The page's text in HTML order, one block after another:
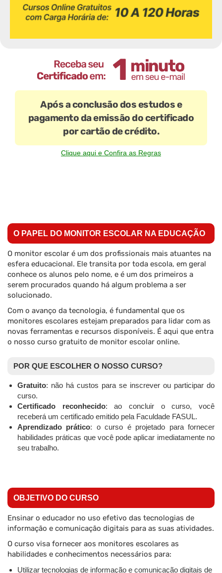
Após a conclusão dos estudos e
pagamento da emissão do certificado
por cartão de crédito.
Clique aqui e Confira as Regras
O PAPEL DO MONITOR ESCOLAR NA EDUCAÇÃO
O monitor escolar é um dos profissionais mais atuantes na
esfera educacional. Ele transita por toda escola, em geral
conhece os alunos pelo nome, e é um dos primeiros a
serem procurados quando há algum problema a ser
solucionado.
Com o avanço da tecnologia, é fundamental que os
monitores escolares estejam preparados para lidar com as
novas ferramentas e recursos disponíveis. É aqui que entra
o nosso curso gratuito de monitor escolar online.
POR QUE ESCOLHER O NOSSO CURSO?
Gratuito: não há custos para se inscrever ou participar do
curso.
Certificado reconhecido: ao concluir o curso, você
receberá um certificado emitido pela Faculdade FASUL.
Aprendizado prático: o curso é projetado para fornecer
habilidades práticas que você pode aplicar imediatamente no
seu trabalho.
OBJETIVO DO CURSO
Ensinar o educador no uso efetivo das tecnologias de
informação e comunicação digitais para as suas atividades.
O curso visa fornecer aos monitores escolares as
habilidades e conhecimentos necessários para:
Utilizar tecnologias de informação e comunicação digitais de